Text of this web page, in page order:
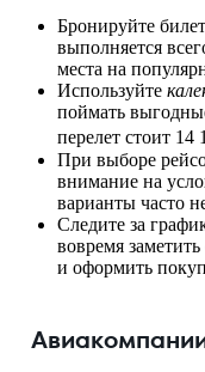
Бронируйте
выполняется
места на
Используйте
поймать
перелет стоит 14
При выборе
внимание на
варианты часто
Следите за
вовремя
и оформить